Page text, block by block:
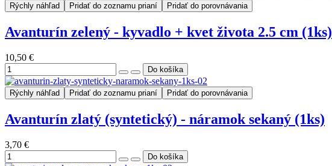
Rýchly náhľad Pridať do zoznamu prianí Pridať do porovnávania
Avanturín zelený - kyvadlo + kvet života 2.5 cm (1ks)
10,50 €
Rýchly náhľad Pridať do zoznamu prianí Pridať do porovnávania
Avanturín zlatý (syntetický) - náramok sekaný (1ks)
3,70 €